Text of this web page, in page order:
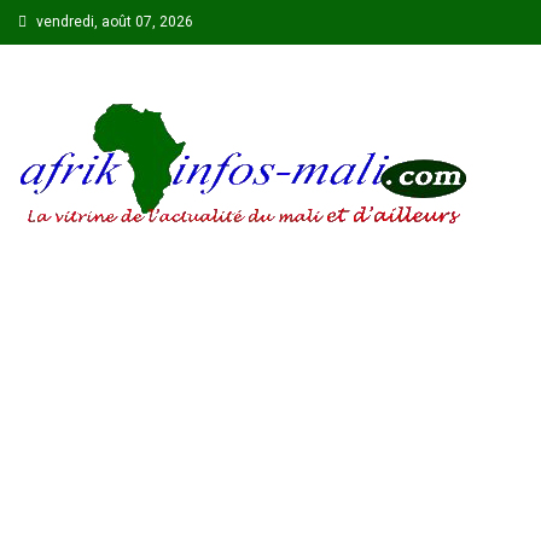
Skip
to
vendredi, août 07, 2026